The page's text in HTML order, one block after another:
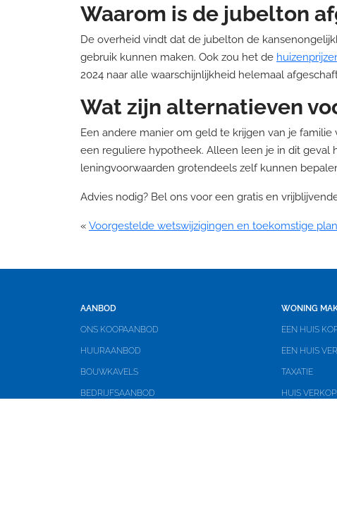
Waarom is de jubelton
De overheid vindt dat de jubelton de
gebruik kunnen maken. Ook zou het de
2024 naar alle waarschijnlijkheid helemaal
Wat zijn alternatieven
Een andere manier om geld te krijgen van je
een reguliere hypotheek. Alleen leen je in dit geval
leningvoorwaarden grotendeels zelf kunnen
Advies nodig? Bel ons voor een gratis en
« Voorgestelde wetswijzigingen en toekomstige
AANBOD
ONS KOOPAANBOD
HUURAANBOD
BOUWKAVELS
BEDRIJFSAANBOD
WONING
EEN HUIS
EEN HUIS
TAXATIE
HUIS